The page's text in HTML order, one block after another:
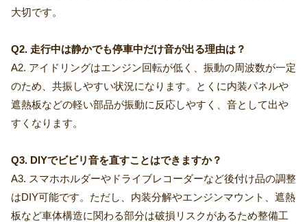
大切です。
Q2. 走行中は静かでも停車中だけ音が出る理由は？
A2. アイドリングはエンジン回転が低く、振動の周波数が一定
のため、共振しやすい状況になります。とくに内装パネルや
遮熱板などの軽い部品が振動に反応しやすく、音として出や
すくなります。
Q3. DIYでビビリ音を直すことはできますか？
A3. スマホホルダーやドライブレコーダーなど後付け品の調整
はDIY可能です。ただし、内装分解やエンジンマウント、遮熱
板など車体構造に関わる部分は破損リスクがあるため整備工